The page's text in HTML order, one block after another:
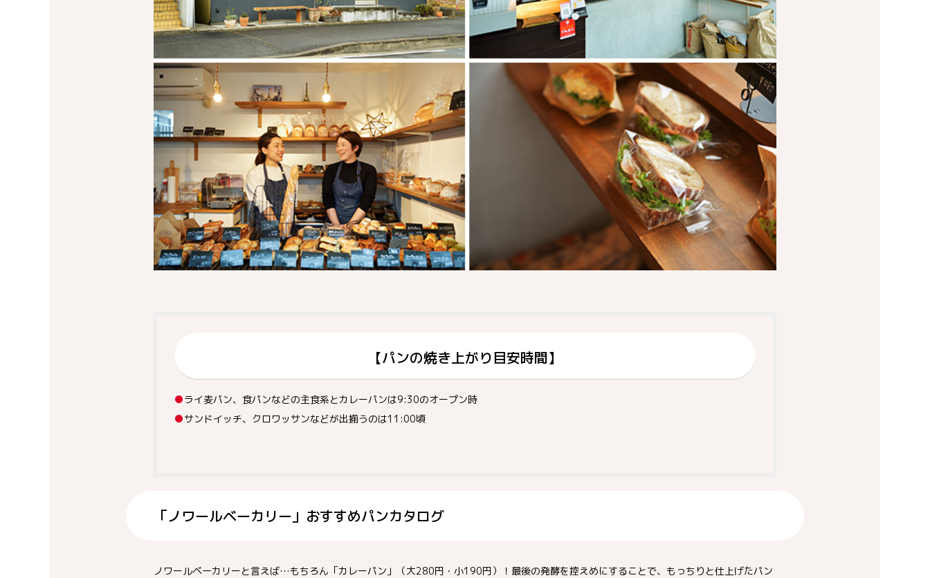
【パンの焼き上がり目安時間】
●ライ麦パン、食パンなどの主食系とカレーパンは9:30のオープン時
●サンドイッチ、クロワッサンなどが出揃うのは11:00頃
「ノワールベーカリー」おすすめパンカタログ
ノワールベーカリーと言えば…もちろん「カレーパン」（大280円・小190円）！最後の発酵を控えめにすることで、もっちりと仕上げたパン